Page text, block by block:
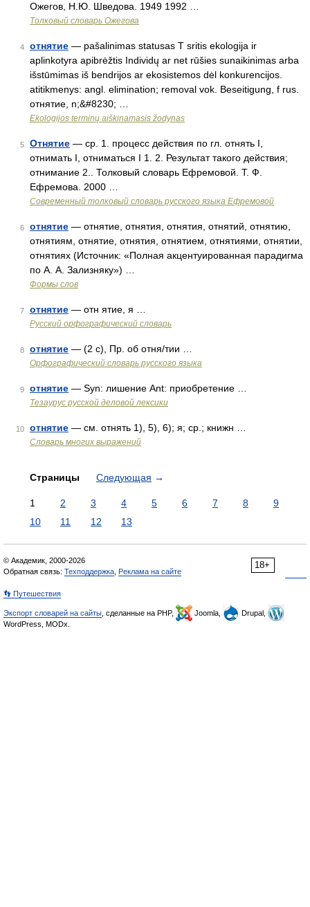
Ожегов, Н.Ю. Шведова. 1949 1992 …
Толковый словарь Ожегова
4 отнятие — pašalinimas statusas T sritis ekologija ir
aplinkotyra apibrėžtis Individų ar net rūšies sunaikinimas arba
išstūmimas iš bendrijos ar ekosistemos dėl konkurencijos.
atitikmenys: angl. elimination; removal vok. Beseitigung, f rus.
отнятие, n;&#8230; …
Ekologijos terminų aiškinamasis žodynas
5 Отнятие — ср. 1. процесс действия по гл. отнять I,
отнимать I, отниматься I 1. 2. Результат такого действия;
отнимание 2.. Толковый словарь Ефремовой. Т. Ф.
Ефремова. 2000 …
Современный толковый словарь русского языка Ефремовой
6 отнятие — отнятие, отнятия, отнятия, отнятий, отнятию,
отнятиям, отнятие, отнятия, отнятием, отнятиями, отнятии,
отнятиях (Источник: «Полная акцентуированная парадигма
по А. А. Зализняку») …
Формы слов
7 отнятие — отн ятие, я …
Русский орфографический словарь
8 отнятие — (2 с), Пр. об отня/тии …
Орфографический словарь русского языка
9 отнятие — Syn: лишение Ant: приобретение …
Тезаурус русской деловой лексики
10 отнятие — см. отнять 1), 5), 6); я; ср.; книжн …
Словарь многих выражений
Страницы Следующая →
1 2 3 4 5 6 7 8
9
10
11 12 13
18+
© Академик, 2000-2026
Обратная связь: Техподдержка Реклама на сайте
👣 Путешествия
Экспорт словарей на сайты , сделанные на PHP, Joomla,
Drupal,
WordPress, MODx.